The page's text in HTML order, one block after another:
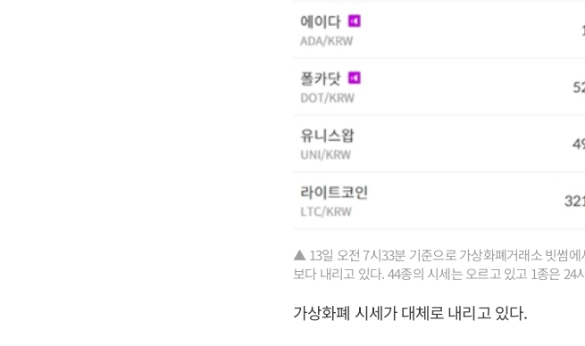
▲ 13일 오전 7시33분 기준으로 가상화폐거래소 빗썸
보다 내리고 있다. 44종의 시세는 오르고 있고 1종은
가상화폐 시세가 대체로 내리고 있다.